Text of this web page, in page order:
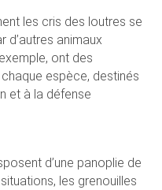
les cris des loutres se
d’autres animaux
ont des
espèce, destinés
et à la défense
d’une panoplie de
les grenouilles